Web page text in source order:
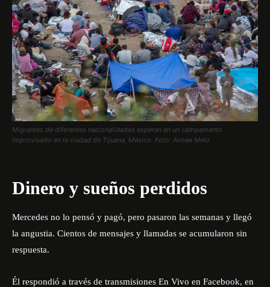
Migrantes de diferentes nacionalidades esperan en un campamento
improvisado en la ciudad de Tijuana, México. Foto: Aimee Melo
Dinero y sueños perdidos
Mercedes no lo pensó y pagó, pero pasaron las semanas y llegó
la angustia. Cientos de mensajes y llamadas se acumularon sin
respuesta.
Él respondió a través de transmisiones En Vivo en Facebook, en